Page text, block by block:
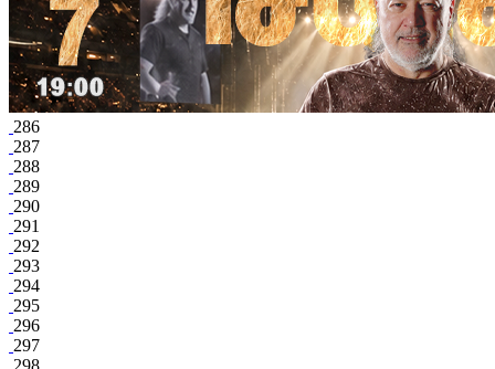
286
287
288
289
290
291
292
293
294
295
296
297
298